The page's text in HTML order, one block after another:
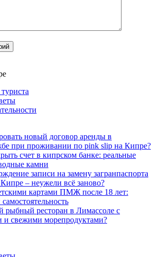
новый договор аренды в
при проживании по pink slip на Кипре?
счет в кипрском банке: реальные
камни
записи на замену загранпаспорта
– неужели всё заново?
картами ПМЖ после 18 лет:
рыбный ресторан в Лимассоле с
и свежими морепродуктами?